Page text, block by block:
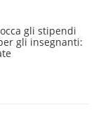
gli stipendi
gli insegnanti: